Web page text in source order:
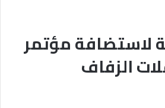
لاستضافة مؤتمر
الزفاف